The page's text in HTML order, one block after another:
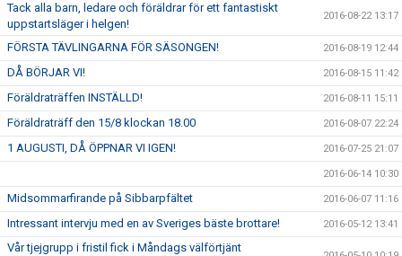
Tack alla barn, ledare och föräldrar för ett fantastiskt
uppstartsläger i helgen!
2016-08-22 13:17
FÖRSTA TÄVLINGARNA FÖR SÄSONGEN! 2016-08-19 12:44
DÅ BÖRJAR VI! 2016-08-15 11:42
Föräldraträffen INSTÄLLD! 2016-08-11 15:11
Föräldraträff den 15/8 klockan 18.00 2016-08-07 22:24
1 AUGUSTI, DÅ ÖPPNAR VI IGEN! 2016-07-25 21:07
2016-06-14 10:30
Midsommarfirande på Sibbarpfältet 2016-06-07 11:16
Intressant intervju med en av Sveriges bäste brottare! 2016-05-12 13:41
Vår tjejgrupp i fristil fick i Måndags välförtjänt